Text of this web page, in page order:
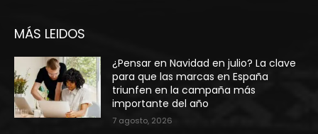
MÁS LEIDOS
¿Pensar en Navidad en julio? La clave
para que las marcas en España
triunfen en la campaña más
importante del año
7 agosto, 2026